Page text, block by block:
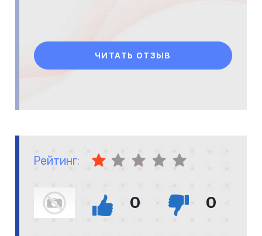
ЧИТАТЬ ОТЗЫВ
Рейтинг:
0 0